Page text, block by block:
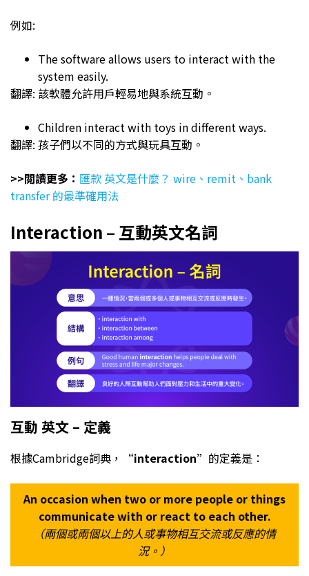
例如:
The software allows users to interact with the
system easily.
翻譯: 該軟體允許用戶輕易地與系統互動。
Children interact with toys in different ways.
翻譯: 孩子們以不同的方式與玩具互動。
>>閲讀更多： 匯款 英文是什麼？ wire、remit、bank
transfer 的最準確用法
Interaction – 互動英文名詞
互動 英文 – 定義
根據Cambridge詞典， “interaction” 的定義是：
An occasion when two or more people or things
communicate with or react to each other.
（兩個或兩個以上的人或事物相互交流或反應的情
況。）